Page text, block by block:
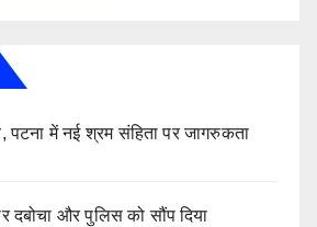
पटना में नई श्रम संहिता पर जागरुकता
दबोचा और पुलिस को सौंप दिया